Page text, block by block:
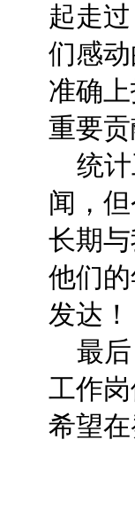
起走
们感
准确
重要贡
统计
闻，
长期
他们
发达！
最后
工作
希望